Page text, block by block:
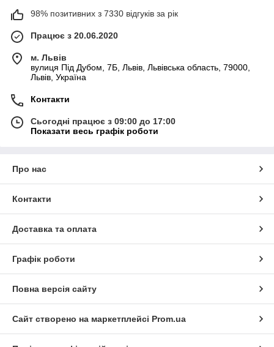
98% позитивних з 7330 відгуків за рік
Працює з 20.06.2020
м. Львів
вулиця Під Дубом, 7Б, Львів, Львівська область, 79000,
Львів, Україна
Контакти
Сьогодні працює з 09:00 до 17:00
Показати весь графік роботи
Про нас
Контакти
Доставка та оплата
Графік роботи
Повна версія сайту
Сайт створено на маркетплейсі Prom.ua